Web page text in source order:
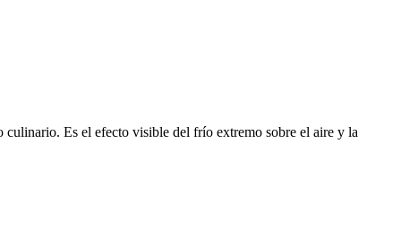
culinario. Es el efecto visible del frío extremo sobre el aire y la